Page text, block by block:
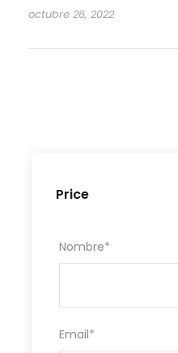
Price
Nombre*
Email*
octubre 26, 2022